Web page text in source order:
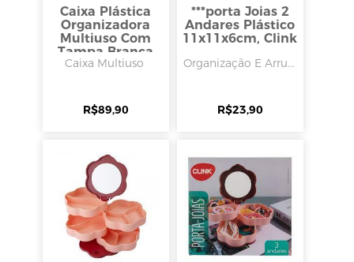
Caixa Plástica
Organizadora
Multiuso Com
Tampa Branca
25l, Rischioto
Caixa Multiuso
R$89,90
***porta Joias 2
Andares Plástico
11x11x6cm, Clink
Organização E Arru...
R$23,90